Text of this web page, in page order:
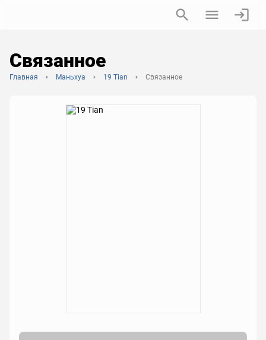
Связанное
Главная Маньхуа 19 Tian Связанное